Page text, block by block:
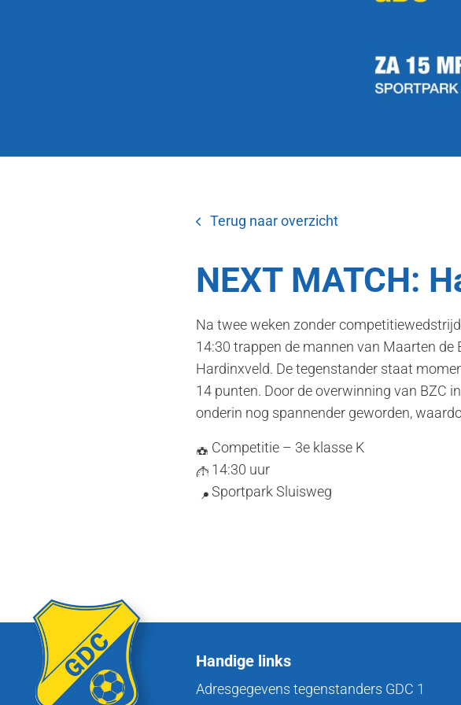
Terug naar overzicht
NEXT MATCH:
Na twee weken zonder
14:30 trappen de mannen van Maarten
Hardinxveld. De tegenstander staat
14 punten. Door de overwinning van BZC
onderin nog spannender geworden,
Competitie – 3e klasse K
14:30 uur
Sportpark Sluisweg
Handige links
Adresgegevens tegenstanders GDC 1